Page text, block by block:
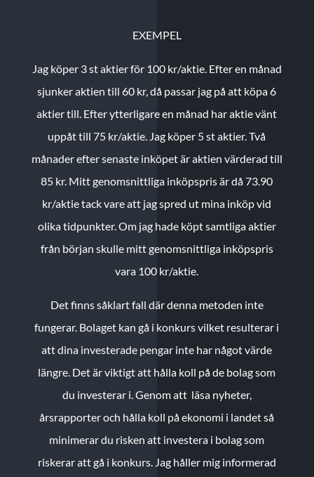
EXEMPEL
Jag köper 3 st aktier för 100 kr/aktie. Efter en månad
sjunker aktien till 60 kr, då passar jag på att köpa 6
aktier till. Efter ytterligare en månad har aktie vänt
uppåt till 75 kr/aktie. Jag köper 5 st aktier.Två
månader efter senaste inköpet är aktien värderad till
85 kr. Mitt genomsnittliga inköpspris är då 73.90
kr/aktie tack vare att jag spred ut mina inköp vid
olika tidpunkter. Om jag hade köpt samtliga aktier
från början skulle mitt genomsnittliga inköpspris
vara 100 kr/aktie.
Det finns såklart fall där denna metoden inte
fungerar. Bolaget kan gå i konkurs vilket resulterar i
att dina investerade pengar inte har något värde
längre. Det är viktigt att hålla koll på de bolag som
du investerar i. Genom att läsa nyheter,
årsrapporter och hålla koll på ekonomi i landet så
minimerar du risken att investera i bolag som
riskerar att gå i konkurs. Jag håller mig informerad